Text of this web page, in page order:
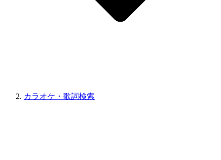
カラオケ・歌詞検索